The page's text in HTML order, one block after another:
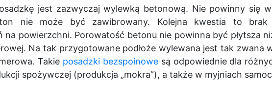
jest zazwyczaj wylewką betonową. Nie powinny się
nie może być zawibrowany. Kolejna kwestia to brak
na powierzchni. Porowatość betonu nie powinna być płytsza
Na tak przygotowane podłoże wylewana jest tak zwana
Takie posadzki bezspoinowesą odpowiednie dla
spożywczej (produkcja „mokra”), a także w myjniach